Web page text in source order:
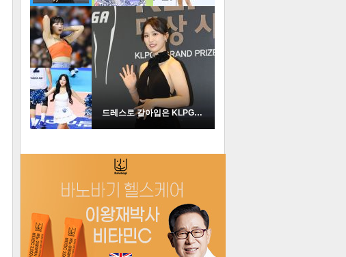
많이 본 뉴스
연예
스포츠 포토
2
더보기
드레스로 갈아입은 KLPGA …